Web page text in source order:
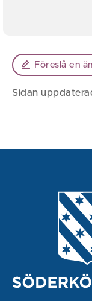
Föreslå en
Sidan